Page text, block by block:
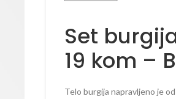
Set
19 kom –
Telo burgija napravljeno je